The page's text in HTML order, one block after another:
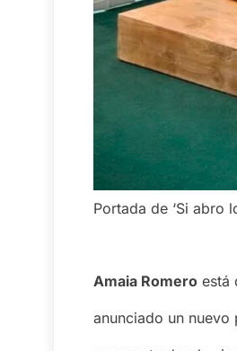
Portada de ‘Si abro
Amaia Romero está
anunciado un